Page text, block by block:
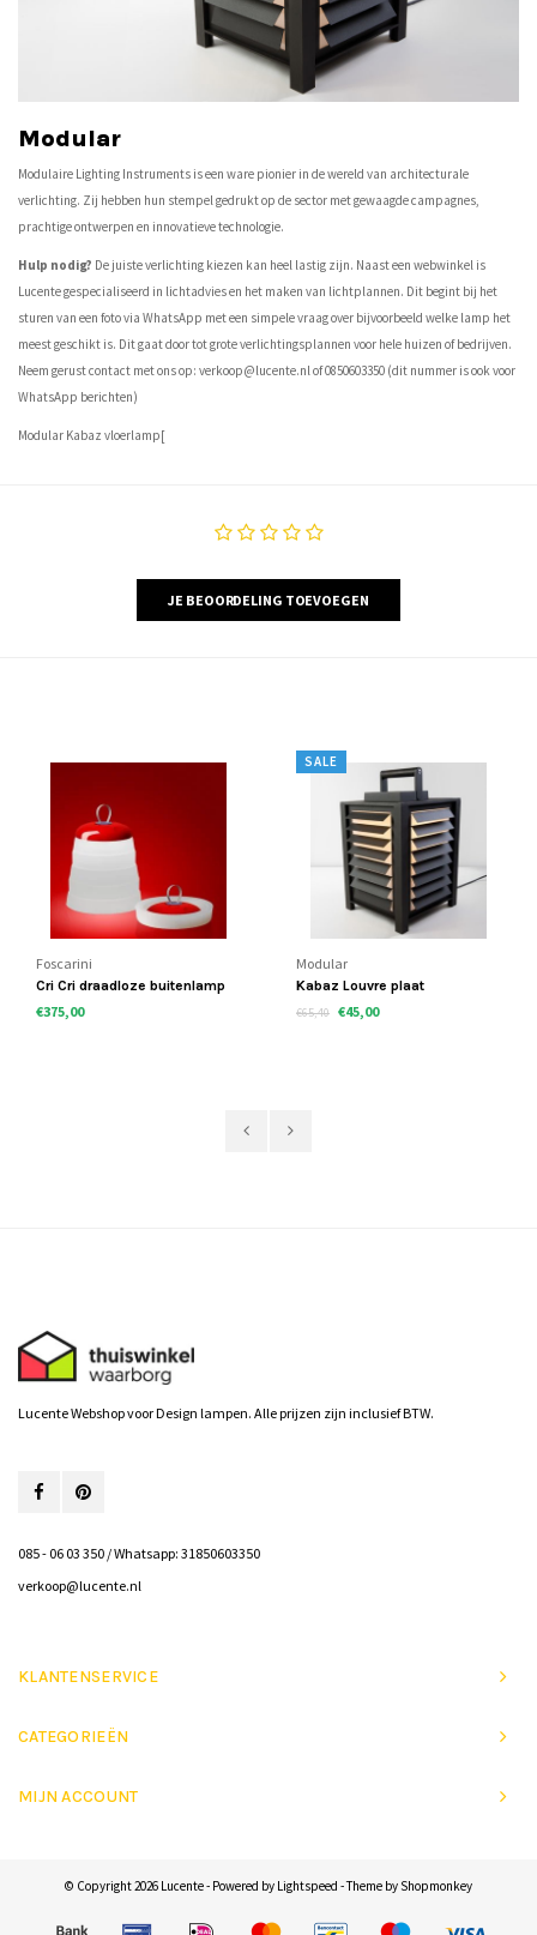
Modular
Modulaire Lighting Instruments is een ware pionier in de wereld van architecturale
verlichting. Zij hebben hun stempel gedrukt op de sector met gewaagde campagnes,
prachtige ontwerpen en innovatieve technologie.
Hulp nodig? De juiste verlichting kiezen kan heel lastig zijn. Naast een webwinkel is
Lucente gespecialiseerd in lichtadvies en het maken van lichtplannen. Dit begint bij het
sturen van een foto via WhatsApp met een simpele vraag over bijvoorbeeld welke lamp het
meest geschikt is. Dit gaat door tot grote verlichtingsplannen voor hele huizen of bedrijven.
Neem gerust contact met ons op: verkoop@lucente.nlof 0850603350 (dit nummer is ook voor
WhatsApp berichten)
Modular Kabaz vloerlamp[
JE BEOORDELING TOEVOEGEN
Foscarini
Cri Cri draadloze buitenlamp
€375,00
SALE
Modular
Kabaz Louvre plaat
€65,40 €45,00
Lucente Webshop voor Design lampen. Alle prijzen zijn inclusief BTW.
085 - 06 03 350 / Whatsapp: 31850603350
verkoop@lucente.nl
KLANTENSERVICE
CATEGORIEËN
MIJN ACCOUNT
© Copyright 2026 Lucente - Powered by Lightspeed - Theme by Shopmonkey